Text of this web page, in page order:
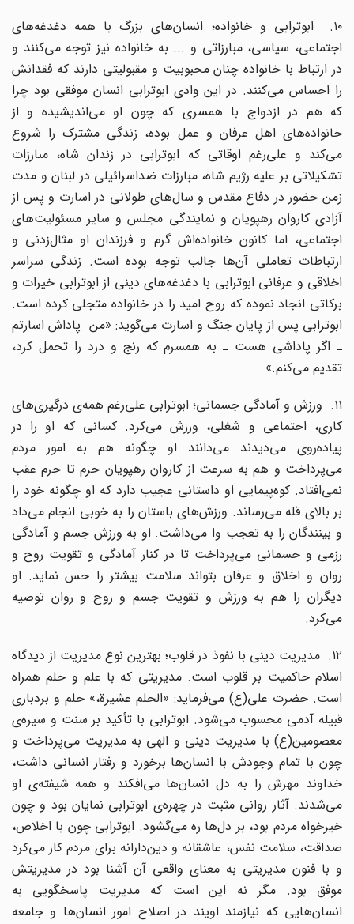
۱۰. ابوترابی و خانواده؛ انسان‌های بزرگ با همه دغدغه‌های
اجتماعی، سیاسی، مبارزاتی و ... به خانواده نیز توجه می‌کنند و
در ارتباط با خانواده چنان محبوبیت و مقبولیتی دارند که فقدانش
را احساس می‌کنند. در این وادی ابوترابی انسان موفقی بود چرا
که هم در ازدواج با همسری که چون او می‌اندیشیده و از
خانواده‌های اهل عرفان و عمل بوده، زندگی مشترک را شروع
می‌کند و علی‌رغم اوقاتی که ابوترابی در زندان شاه، مبارزات
تشکیلاتی بر علیه رژیم شاه، مبارزات ضداسرائیلی در لبنان و مدت
زمن حضور در دفاع مقدس و سال‌های طولانی در اسارت و پس از
آزادی کاروان رهپویان و نمایندگی مجلس و سایر مسئولیت‌های
اجتماعی، اما کانون خانواده‌اش گرم و فرزندان او مثال‌زدنی و
ارتباطات تعاملی آن‌ها جالب توجه بوده است. زندگی سراسر
اخلاقی و عرفانی ابوترابی با دغدغه‌های دینی از ابوترابی خیرات و
برکاتی انجاد نموده که روح امید را در خانواده متجلی کرده است.
ابوترابی پس از پایان جنگ و اسارت می‌گوید: «من پاداش اسارتم
ـ اگر پاداشی هست ـ به همسرم که رنج و درد را تحمل کرد،
تقدیم می‌کنم.»
۱۱. ورزش و آمادگی جسمانی؛ ابوترابی علی‌رغم همه‌ی درگیری‌های
کاری، اجتماعی و شغلی، ورزش می‌کرد. کسانی که او را در
پیاده‌روی می‌دیدند می‌دانند او چگونه هم به امور مردم
می‌پرداخت و هم به سرعت از کاروان رهپویان حرم تا حرم عقب
نمی‌افتاد. کوه‌پیمایی او داستانی عجیب دارد که او چگونه خود را
بر بالای قله می‌رساند. ورزش‌های باستان را به خوبی انجام می‌داد
و بینندگان را به تعجب وا می‌داشت. او به ورزش جسم و آمادگی
رزمی و جسمانی می‌پرداخت تا در کنار آمادگی و تقویت روح و
روان و اخلاق و عرفان بتواند سلامت بیشتر را حس نماید. او
دیگران را هم به ورزش و تقویت جسم و روح و روان توصیه
می‌کرد.
۱۲. مدیریت دینی با نفوذ در قلوب؛ بهترین نوع مدیریت از دیدگاه
اسلام حاکمیت بر قلوب است. مدیریتی که با علم و حلم همراه
است. حضرت علی(ع) می‌فرماید: «الحلم عشیرة،» حلم و بردباری
قبیله آدمی محسوب می‌شود. ابوترابی با تأکید بر سنت و سیره‌ی
معصومین(ع) با مدیریت دینی و الهی به مدیریت می‌پرداخت و
چون با تمام وجودش با انسان‌ها برخورد و رفتار انسانی داشت،
خداوند مهرش را به دل انسان‌ها می‌افکند و همه شیفته‌ی او
می‌شدند. آثار روانی مثبت در چهره‌ی ابوترابی نمایان بود و چون
خیرخواه مردم بود، بر دل‌ها ره می‌گشود. ابوترابی چون با اخلاص،
صداقت، سلامت نفس، عاشقانه و دین‌دارانه برای مردم کار می‌کرد
و با فنون مدیریتی به معنای واقعی آن آشنا بود در مدیریتش
موفق بود. مگر نه این است که مدیریت پاسخگویی به
انسان‌هایی که نیازمند اویند در اصلاح امور انسان‌ها و جامعه